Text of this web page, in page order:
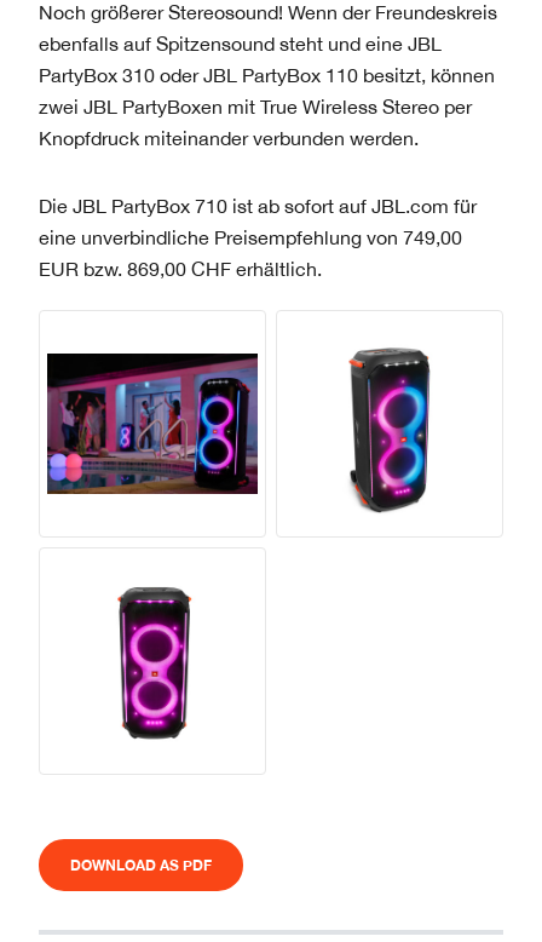
Noch größerer Stereosound! Wenn der Freundeskreis
ebenfalls auf Spitzensound steht und eine JBL
PartyBox 310 oder JBL PartyBox 110 besitzt, können
zwei JBL PartyBoxen mit True Wireless Stereo per
Knopfdruck miteinander verbunden werden.
Die JBL PartyBox 710 ist ab sofort auf JBL.com für
eine unverbindliche Preisempfehlung von 749,00
EUR bzw. 869,00 CHF erhältlich.
DOWNLOAD AS PDF